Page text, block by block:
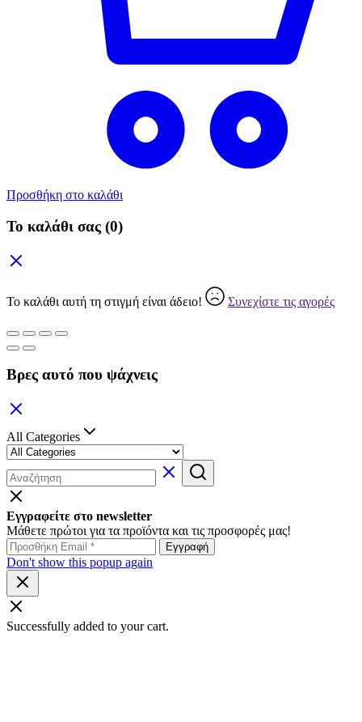
Προσθήκη στο καλάθι
Το καλάθι σας (0)
Το καλάθι αυτή τη στιγμή είναι άδειο! Συνεχίστε τις αγορές
Βρες αυτό που ψάχνεις
All Categories
Εγγραφείτε στο newsletter
Μάθετε πρώτοι για τα προϊόντα και τις προσφορές μας!
Don't show this popup again
Successfully added to your cart.